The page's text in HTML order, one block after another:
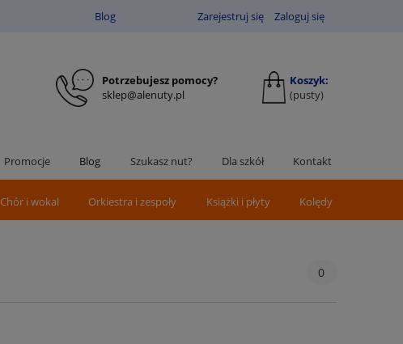
Blog Zarejestruj się Zaloguj się
Potrzebujesz pomocy?
sklep@alenuty.pl
Koszyk:
(pusty)
Promocje Blog Szukasz nut? Dla szkół Kontakt
Chór i wokal Orkiestra i zespoły Książki i płyty Kolędy
0